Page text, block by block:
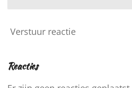
Verstuur reactie
Reacties